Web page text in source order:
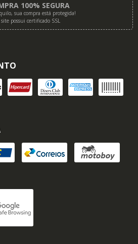
100% SEGURA
sua compra está protegida!
site possui certificado SSL